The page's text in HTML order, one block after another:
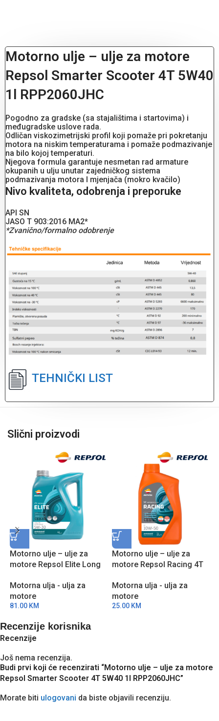
Motorno ulje – ulje za motore
Repsol Smarter Scooter 4T 5W40
1l RPP2060JHC
Pogodno za gradske (sa stajalištima i startovima) i
međugradske uslove rada.
Odličan viskozimetrijski profil koji pomaže pri pokretanju
motora na niskim temperaturama i pomaže podmazivanje
na bilo kojoj temperaturi.
Njegova formula garantuje nesmetan rad armature
okupanih u ulju unutar zajedničkog sistema
podmazivanja motora I mjenjača (mokro kvačilo)
Nivo kvaliteta, odobrenja i preporuke
API SN
JASO T 903:2016 MA2*
*Zvanično/formalno odobrenje
TEHNIČKI LIST
Slični proizvodi
Motorno ulje – ulje za
motore Repsol Elite Long
RPP0057IGB
Motorna ulja - ulja za
motore
81.00 KM
Motorno ulje – ulje za
motore Repsol Racing 4T
Motorna ulja - ulja za
motore
25.00 KM
Recenzije korisnika
Recenzije
Još nema recenzija.
Budi prvi koji će recenzirati “Motorno ulje – ulje za motore
Repsol Smarter Scooter 4T 5W40 1l RPP2060JHC”
Morate biti ulogovani da biste objavili recenziju.